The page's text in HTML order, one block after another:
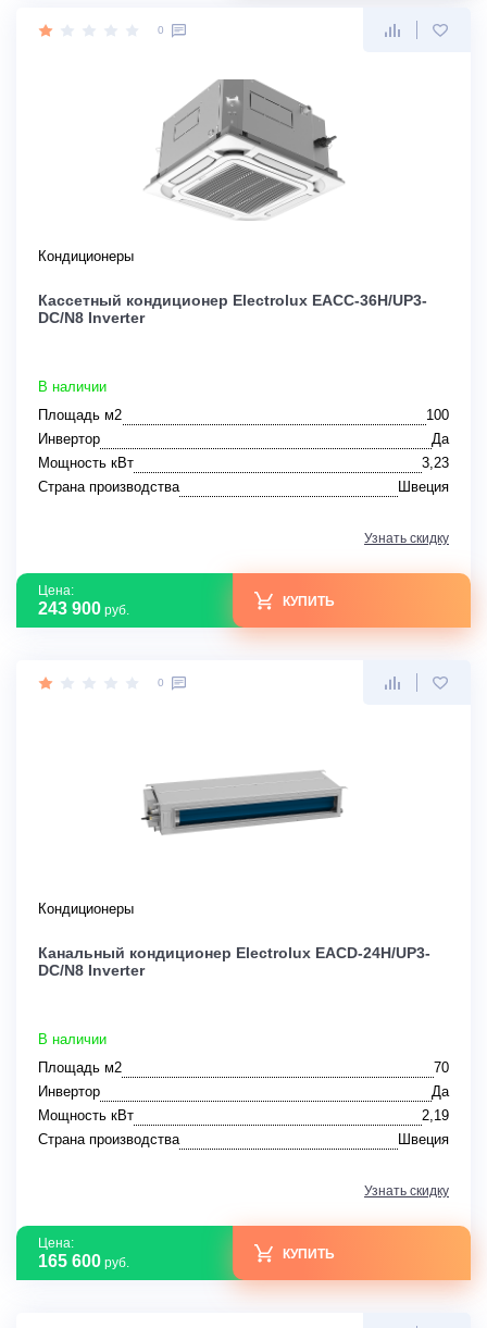
0
Кондиционеры
Кассетный кондиционер Electrolux EACC-36H/UP3-
DC/N8 Inverter
В наличии
Площадь м2
100
Инвертор
Да
Мощность кВт
3,23
Страна производства
Швеция
Узнать скидку
Цена:
243 900 руб.
КУПИТЬ
0
Кондиционеры
Канальный кондиционер Electrolux EACD-24H/UP3-
DC/N8 Inverter
В наличии
Площадь м2
70
Инвертор
Да
Мощность кВт
2,19
Страна производства
Швеция
Узнать скидку
Цена:
165 600 руб.
КУПИТЬ